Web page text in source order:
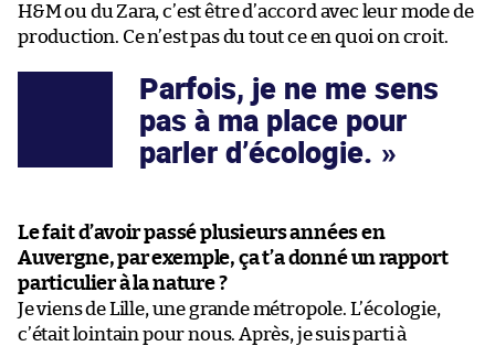
H&M ou du Zara, c’est être d’accord avec leur mode de
production. Ce n’est pas du tout ce en quoi on croit.
Parfois, je ne me sens
pas à ma place pour
parler d’écologie.
Le fait d’avoir passé plusieurs années en
Auvergne, par exemple, ça t’a donné un rapport
particulier à la nature ?
Je viens de Lille, une grande métropole. L’écologie,
c’était lointain pour nous. Après, je suis parti à